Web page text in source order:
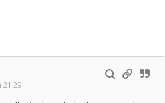
21:29